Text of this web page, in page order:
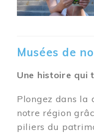
Musées de
Une histoire qui
Plongez dans la
notre région
piliers du